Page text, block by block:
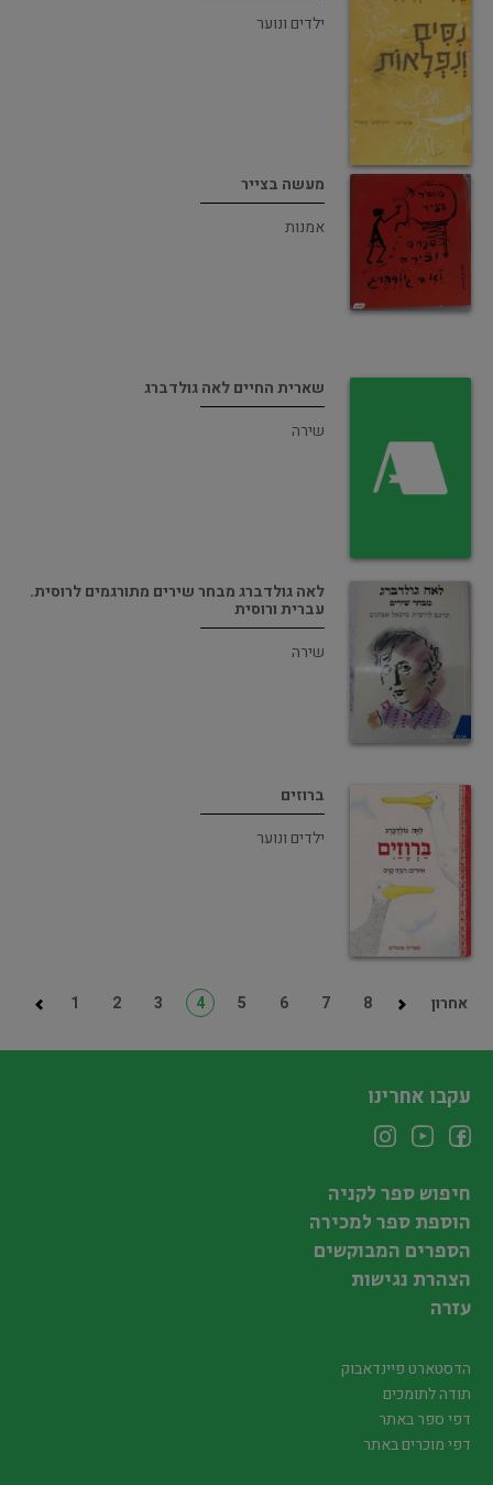
ילדים ונוער
מעשה בצייר
אמנות
שארית החיים לאה גולדברג
שירה
לאה גולדברג מבחר שירים מתורגמים לרוסית.
עברית ורוסית
שירה
ברוזים
ילדים ונוער
1 2 3 4 5 6 7 8 אחרון
עקבו אחרינו
חיפוש ספר לקניה
הוספת ספר למכירה
הספרים המבוקשים
הצהרת נגישות
עזרה
הדסטארט פיינדאבוק
תודה לתומכים
דפי ספר באתר
דפי מוכרים באתר